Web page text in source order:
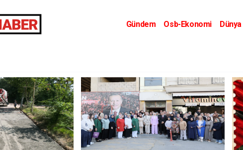
Gündem Osb-Ekonomi Dünya